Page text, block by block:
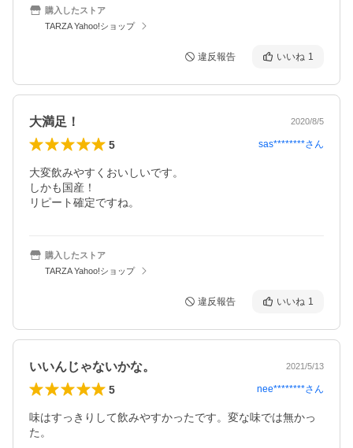
購入したストア
TARZA Yahoo!ショップ
違反報告 いいね 1
大満足！ 2020/8/5
5 sas********さん
大変飲みやすくおいしいです。
しかも国産！
リピート確定ですね。
購入したストア
TARZA Yahoo!ショップ
違反報告 いいね 1
いいんじゃないかな。 2021/5/13
5 nee********さん
味はすっきりして飲みやすかったです。変な味では無かっ
た。